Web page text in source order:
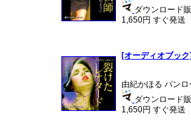
ダウンロード
1,650円 すぐ発送
[オーディオブッ
由紀かほる パン
ダウンロード
1,650円 すぐ発送